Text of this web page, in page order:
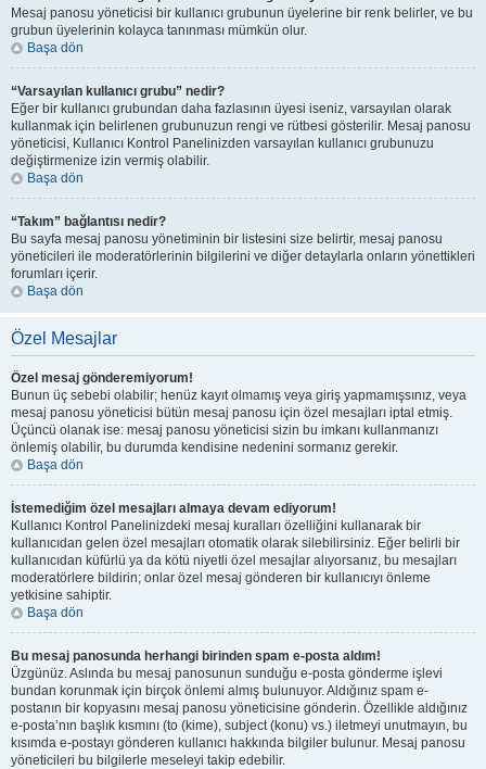
Mesaj panosu yöneticisi bir kullanıcı grubunun üyelerine bir renk belirler, ve bu
grubun üyelerinin kolayca tanınması mümkün olur.
Başa dön
“Varsayılan kullanıcı grubu” nedir?
Eğer bir kullanıcı grubundan daha fazlasının üyesi iseniz, varsayılan olarak
kullanmak için belirlenen grubunuzun rengi ve rütbesi gösterilir. Mesaj panosu
yöneticisi, Kullanıcı Kontrol Panelinizden varsayılan kullanıcı grubunuzu
değiştirmenize izin vermiş olabilir.
Başa dön
“Takım” bağlantısı nedir?
Bu sayfa mesaj panosu yönetiminin bir listesini size belirtir, mesaj panosu
yöneticileri ile moderatörlerinin bilgilerini ve diğer detaylarla onların yönettikleri
forumları içerir.
Başa dön
Özel Mesajlar
Özel mesaj gönderemiyorum!
Bunun üç sebebi olabilir; henüz kayıt olmamış veya giriş yapmamışsınız, veya
mesaj panosu yöneticisi bütün mesaj panosu için özel mesajları iptal etmiş.
Üçüncü olanak ise: mesaj panosu yöneticisi sizin bu imkanı kullanmanızı
önlemiş olabilir, bu durumda kendisine nedenini sormanız gerekir.
Başa dön
İstemediğim özel mesajları almaya devam ediyorum!
Kullanıcı Kontrol Panelinizdeki mesaj kuralları özelliğini kullanarak bir
kullanıcıdan gelen özel mesajları otomatik olarak silebilirsiniz. Eğer belirli bir
kullanıcıdan küfürlü ya da kötü niyetli özel mesajlar alıyorsanız, bu mesajları
moderatörlere bildirin; onlar özel mesaj gönderen bir kullanıcıyı önleme
yetkisine sahiptir.
Başa dön
Bu mesaj panosunda herhangi birinden spam e-posta aldım!
Üzgünüz. Aslında bu mesaj panosunun sunduğu e-posta gönderme işlevi
bundan korunmak için birçok önlemi almış bulunuyor. Aldığınız spam e-
postanın bir kopyasını mesaj panosu yöneticisine gönderin. Özellikle aldığınız
e-posta’nın başlık kısmını (to (kime), subject (konu) vs.) iletmeyi unutmayın, bu
kısımda e-postayı gönderen kullanıcı hakkında bilgiler bulunur. Mesaj panosu
yöneticileri bu bilgilerle meseleyi takip edebilir.